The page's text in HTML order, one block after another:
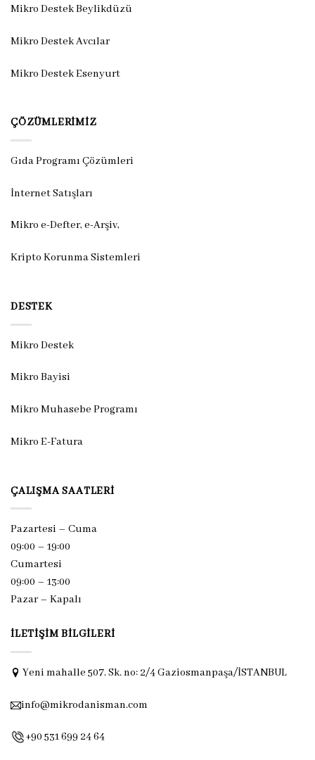
Mikro Destek Beylikdüzü
Mikro Destek Avcılar
Mikro Destek Esenyurt
ÇÖZÜMLERIMIZ
Gıda Programı Çözümleri
İnternet Satışları
Mikro e-Defter, e-Arşiv,
Kripto Korunma Sistemleri
DESTEK
Mikro Destek
Mikro Bayisi
Mikro Muhasebe Programı
Mikro E-Fatura
ÇALIŞMA SAATLERI
Pazartesi – Cuma
09:00 – 19:00
Cumartesi
09:00 – 13:00
Pazar – Kapalı
İLETIŞIM BILGILERI
Yeni mahalle 507. Sk. no: 2/4 Gaziosmanpaşa/İSTANBUL
info@mikrodanisman.com
+90 531 699 24 64